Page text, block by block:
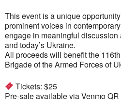
This event is a unique
prominent voices in
engage in meaningful discussion
and today’s Ukraine.
All proceeds will benefit the
Brigade of the Armed Forces of
Tickets: $25
Pre-sale available via Venmo